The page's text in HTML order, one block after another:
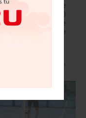
y autoridades de
simbólico a 10
por Beccar, que
Pueblo Mágico de
Leer más »